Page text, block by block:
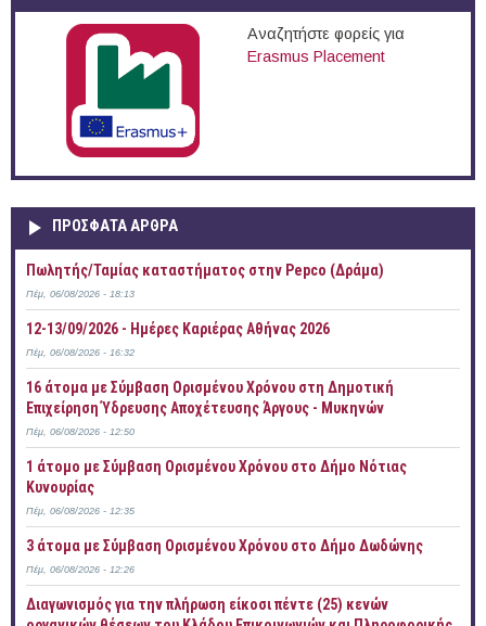
Αναζητήστε φορείς για
Erasmus Placement
ΠΡOΣΦΑΤΑ AΡΘΡΑ
Πωλητής/Ταμίας καταστήματος στην Pepco (Δράμα)
Πέμ, 06/08/2026 - 18:13
12-13/09/2026 - Ημέρες Καριέρας Αθήνας 2026
Πέμ, 06/08/2026 - 16:32
16 άτομα με Σύμβαση Ορισμένου Χρόνου στη Δημοτική
Επιχείρηση Ύδρευσης Αποχέτευσης Άργους - Μυκηνών
Πέμ, 06/08/2026 - 12:50
1 άτομο με Σύμβαση Ορισμένου Χρόνου στο Δήμο Νότιας
Κυνουρίας
Πέμ, 06/08/2026 - 12:35
3 άτομα με Σύμβαση Ορισμένου Χρόνου στο Δήμο Δωδώνης
Πέμ, 06/08/2026 - 12:26
Διαγωνισμός για την πλήρωση είκοσι πέντε (25) κενών